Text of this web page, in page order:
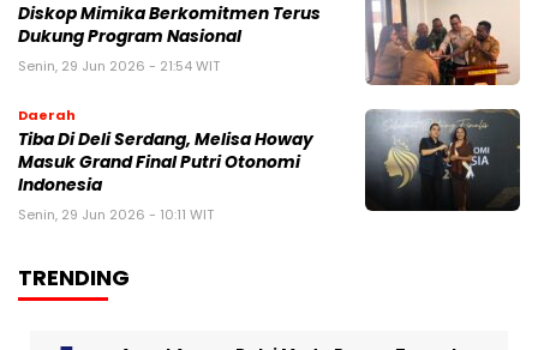
Diskop Mimika Berkomitmen Terus
Dukung Program Nasional
Senin, 29 Jun 2026 - 21:54 WIT
Daerah
Tiba Di Deli Serdang, Melisa Howay
Masuk Grand Final Putri Otonomi
Indonesia
Senin, 29 Jun 2026 - 10:11 WIT
TRENDING